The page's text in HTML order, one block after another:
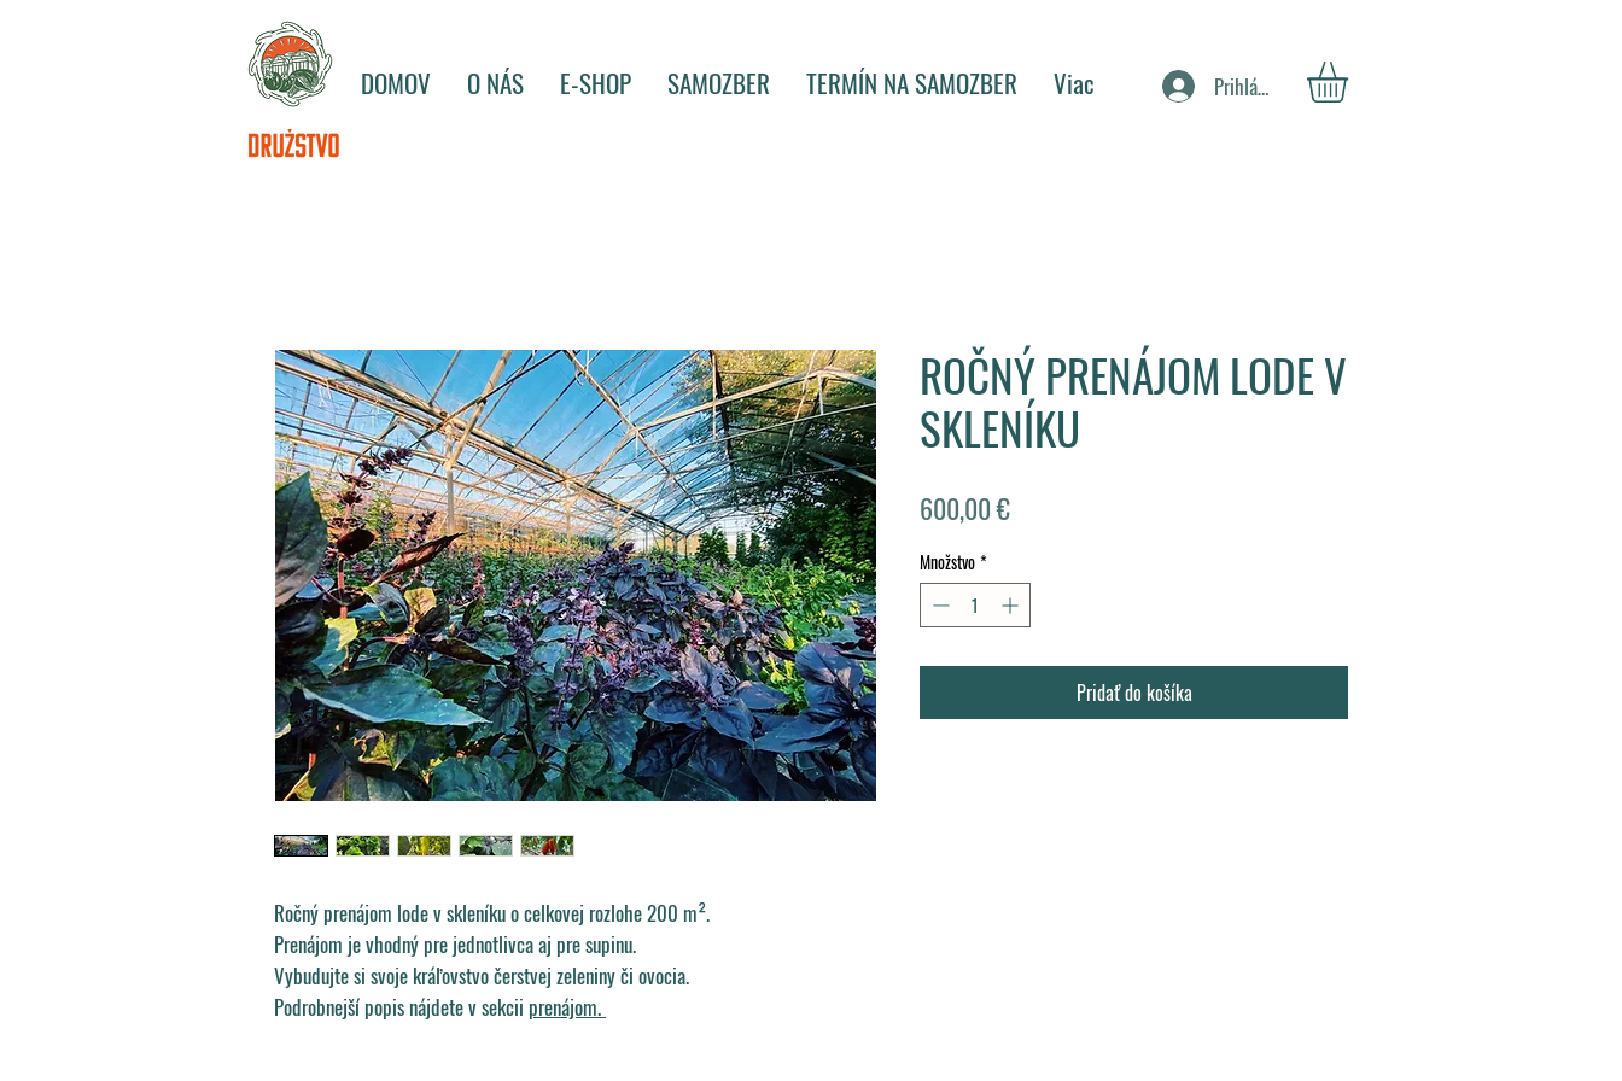
DOMOV O NÁS E-SHOP SAMOZBER TERMÍN NA SAMOZBER Viac Prihlásiť sa
Ročný prenájom lode v skleníku o celkovej rozlohe 200 m².
Prenájom je vhodný pre jednotlivca aj pre supinu.
Vybudujte si svoje kráľovstvo čerstvej zeleniny či ovocia.
Podrobnejší popis nájdete v sekcii prenájom.
ROČNÝ PRENÁJOM LODE V
SKLENÍKU
600,00 €Price
Množstvo*
Pridať do košíka